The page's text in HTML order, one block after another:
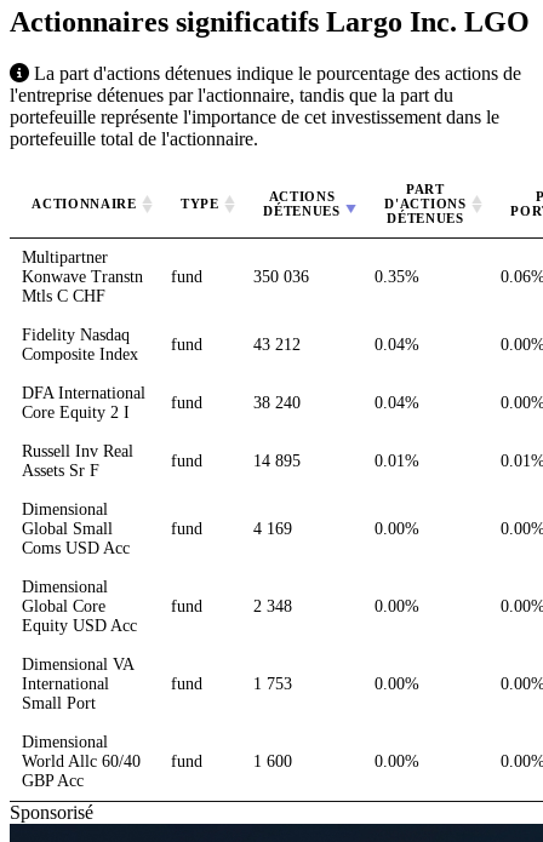
Actionnaires significatifs Largo Inc. LGO
La part d'actions détenues indique le pourcentage des actions de
l'entreprise détenues par l'actionnaire, tandis que la part du
portefeuille représente l'importance de cet investissement dans le
portefeuille total de l'actionnaire.
ACTIONNAIRE TYPE
ACTIONS
DÉTENUES
PART
D'ACTIONS
DÉTENUES
Multipartner
Konwave Transtn
Mtls C CHF
fund 350 036 0.35%
Fidelity Nasdaq
Composite Index
fund 43 212 0.04%
DFA International
Core Equity 2 I
fund 38 240 0.04%
Russell Inv Real
Assets Sr F
fund 14 895 0.01%
Dimensional
Global Small
Coms USD Acc
fund 4 169 0.00%
Dimensional
Global Core
Equity USD Acc
fund 2 348 0.00%
Dimensional VA
International
Small Port
fund 1 753 0.00%
Dimensional
World Allc 60/40
GBP Acc
fund 1 600 0.00%
Sponsorisé